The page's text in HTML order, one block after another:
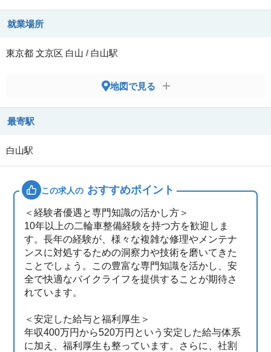
就業場所
東京都 文京区 白山 / 白山駅
地図で見る
最寄駅
白山駅
この求人の おすすめポイント
＜経験者優遇と専門知識の活かし方＞
10年以上の二輪車整備経験を持つ方を歓迎しま
す。長年の経験が、様々な複雑な修理やメンテナ
ンスに対処するための洞察力や技術を磨いてきた
ことでしょう。この豊富な専門知識を活かし、安
全で快適なバイクライフを提供することが期待さ
れています。
＜安定した給与と福利厚生＞
年収400万円から520万円という安定した給与体系
に加え、福利厚生も整っています。さらに、社割